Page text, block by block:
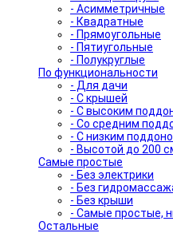
- Асимметричные
- Квадратные
- Прямоугольные
- Пятиугольные
- Полукруглые
По функциональности
- Для дачи
- С крышей
- С высоким
- Со средним
- С низким
- Высотой до 200
Самые простые
- Без электрики
- Без
- Без крыши
- Самые простые,
Остальные